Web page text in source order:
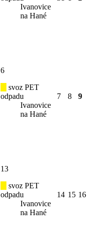
Ivanovice
na Hané
6
svoz PET
odpadu
Ivanovice
na Hané
7 8 9
13
svoz PET
odpadu
Ivanovice
na Hané
14 15 16